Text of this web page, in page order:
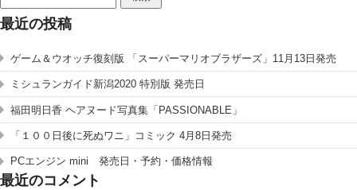
索:
最近の投稿
ゲーム＆ウオッチ復刻版 「スーパーマリオブラザーズ」11月13日発売
ミシュランガイド新潟2020 特別版 発売日
福田明日香 ヘアヌード写真集「PASSIONABLE」
「１００日後に死ぬワニ」コミック 4月8日発売
PCエンジン mini 発売日・予約・価格情報
最近のコメント